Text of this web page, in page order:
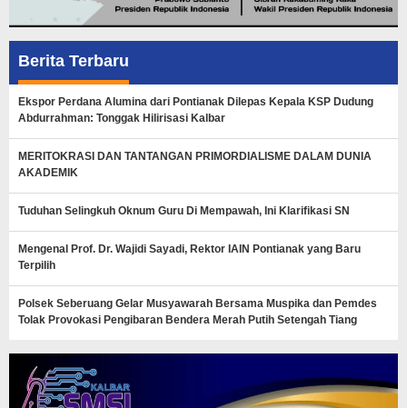
Berita Terbaru
Ekspor Perdana Alumina dari Pontianak Dilepas Kepala KSP Dudung
Abdurrahman: Tonggak Hilirisasi Kalbar
MERITOKRASI DAN TANTANGAN PRIMORDIALISME DALAM DUNIA
AKADEMIK
Tuduhan Selingkuh Oknum Guru Di Mempawah, Ini Klarifikasi SN
Mengenal Prof. Dr. Wajidi Sayadi, Rektor IAIN Pontianak yang Baru
Terpilih
Polsek Seberuang Gelar Musyawarah Bersama Muspika dan Pemdes
Tolak Provokasi Pengibaran Bendera Merah Putih Setengah Tiang